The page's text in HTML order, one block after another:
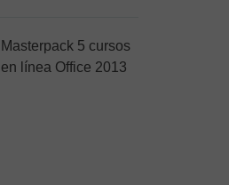
Masterpack 5 cursos
en línea Office 2013